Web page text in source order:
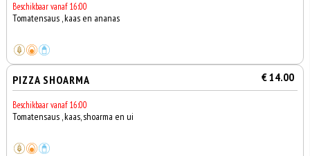
Beschikbaar vanaf 16:00
Tomatensaus , kaas en ananas
PIZZA SHOARMA € 14.00
Beschikbaar vanaf 16:00
Tomatensaus , kaas, shoarma en ui